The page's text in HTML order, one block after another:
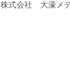
株式会社 大濠メ